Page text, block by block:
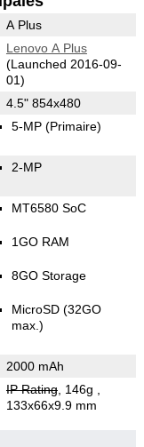
A Plus
Lenovo A Plus
(Launched 2016-09-
01)
4.5" 854x480
5-MP (Primaire)
2-MP
MT6580 SoC
1GO RAM
8GO Storage
MicroSD (32GO
max.)
2000 mAh
IP Rating, 146g
133x66x9.9 mm